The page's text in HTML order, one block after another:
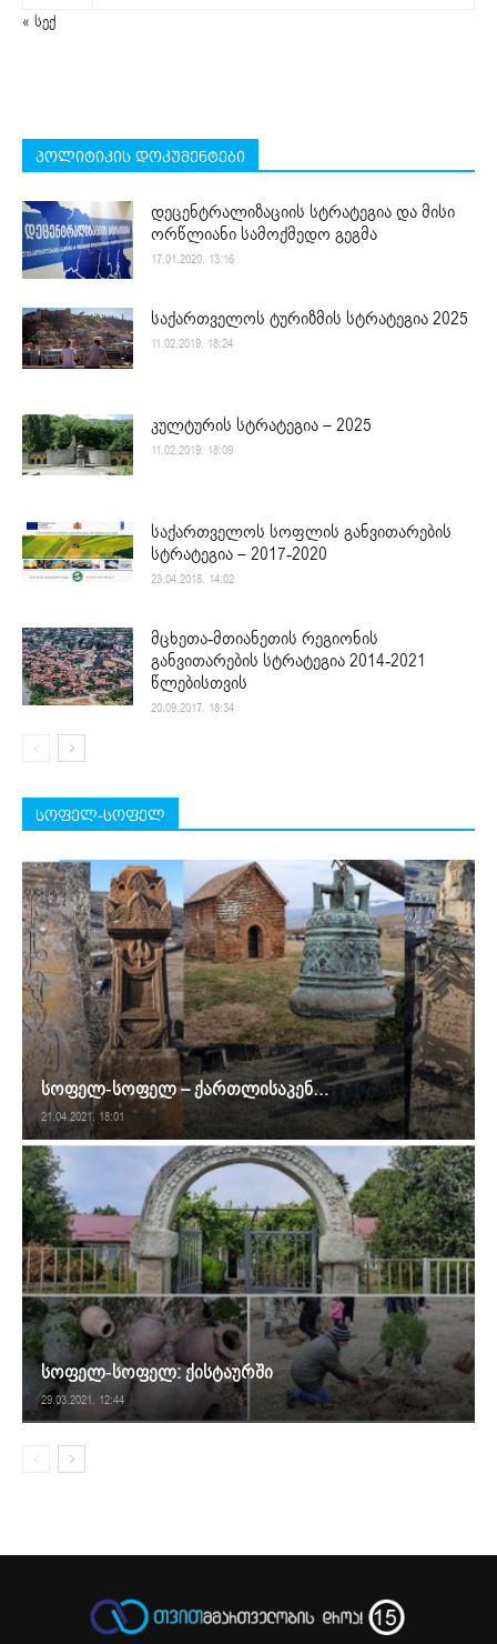
« სექ
პოლიტიკის დოკუმენტები
დეცენტრალიზაციის სტრატეგია და მისი
ორწლიანი სამოქმედო გეგმა
17.01.2020. 13:16
საქართველოს ტურიზმის სტრატეგია 2025
11.02.2019. 18:24
კულტურის სტრატეგია – 2025
11.02.2019. 18:09
საქართველოს სოფლის განვითარების
სტრატეგია – 2017-2020
23.04.2018. 14:02
მცხეთა-მთიანეთის რეგიონის
განვითარების სტრატეგია 2014-2021
წლებისთვის
20.09.2017. 18:34
სოფელ-სოფელ
სოფელ-სოფელ – ქართლისაკენ…
21.04.2021. 18:01
სოფელ-სოფელ: ქისტაურში
29.03.2021. 12:44